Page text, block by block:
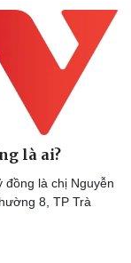
là ai?
đồng là chị Nguyễn
8, TP Trà